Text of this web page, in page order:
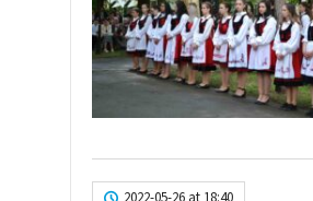
2022-05-26 at 18:40